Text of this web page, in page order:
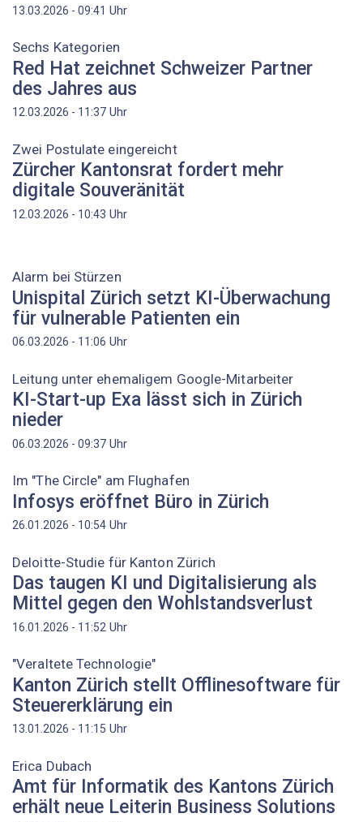
13.03.2026 - 09:41 Uhr
Sechs Kategorien
Red Hat zeichnet Schweizer Partner
des Jahres aus
12.03.2026 - 11:37 Uhr
Zwei Postulate eingereicht
Zürcher Kantonsrat fordert mehr
digitale Souveränität
12.03.2026 - 10:43 Uhr
Alarm bei Stürzen
Unispital Zürich setzt KI-Überwachung
für vulnerable Patienten ein
06.03.2026 - 11:06 Uhr
Leitung unter ehemaligem Google-Mitarbeiter
KI-Start-up Exa lässt sich in Zürich
nieder
06.03.2026 - 09:37 Uhr
Im "The Circle" am Flughafen
Infosys eröffnet Büro in Zürich
26.01.2026 - 10:54 Uhr
Deloitte-Studie für Kanton Zürich
Das taugen KI und Digitalisierung als
Mittel gegen den Wohlstandsverlust
16.01.2026 - 11:52 Uhr
"Veraltete Technologie"
Kanton Zürich stellt Offlinesoftware für
Steuererklärung ein
13.01.2026 - 11:15 Uhr
Erica Dubach
Amt für Informatik des Kantons Zürich
erhält neue Leiterin Business Solutions